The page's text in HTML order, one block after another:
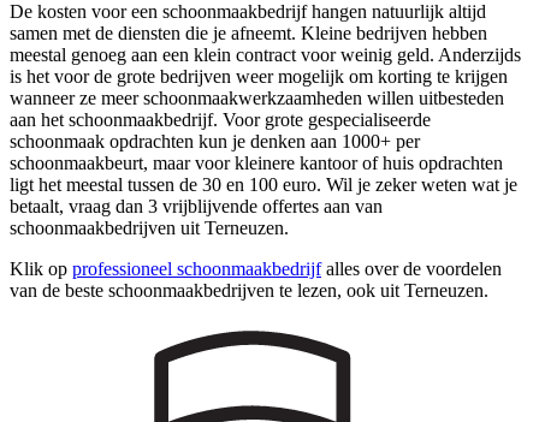
De kosten voor een schoonmaakbedrijf hangen natuurlijk altijd
samen met de diensten die je afneemt. Kleine bedrijven hebben
meestal genoeg aan een klein contract voor weinig geld. Anderzijds
is het voor de grote bedrijven weer mogelijk om korting te krijgen
wanneer ze meer schoonmaakwerkzaamheden willen uitbesteden
aan het schoonmaakbedrijf. Voor grote gespecialiseerde
schoonmaak opdrachten kun je denken aan 1000+ per
schoonmaakbeurt, maar voor kleinere kantoor of huis opdrachten
ligt het meestal tussen de 30 en 100 euro. Wil je zeker weten wat je
betaalt, vraag dan 3 vrijblijvende offertes aan van
schoonmaakbedrijven uit Terneuzen.
Klik op professioneel schoonmaakbedrijfalles over de voordelen
van de beste schoonmaakbedrijven te lezen, ook uit Terneuzen.